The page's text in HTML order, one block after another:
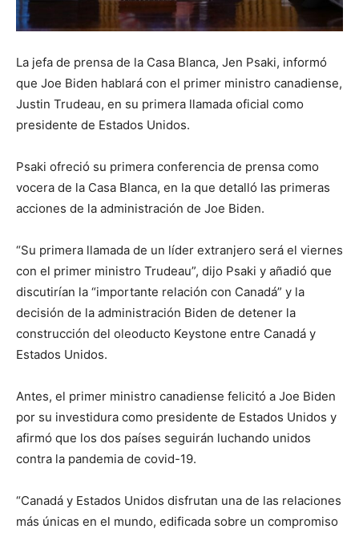
La jefa de prensa de la Casa Blanca, Jen Psaki, informó
que Joe Biden hablará con el primer ministro canadiense,
Justin Trudeau, en su primera llamada oficial como
presidente de Estados Unidos.
Psaki ofreció su primera conferencia de prensa como
vocera de la Casa Blanca, en la que detalló las primeras
acciones de la administración de Joe Biden.
“Su primera llamada de un líder extranjero será el viernes
con el primer ministro Trudeau”, dijo Psaki y añadió que
discutirían la “importante relación con Canadá” y la
decisión de la administración Biden de detener la
construcción del oleoducto Keystone entre Canadá y
Estados Unidos.
Antes, el primer ministro canadiense felicitó a Joe Biden
por su investidura como presidente de Estados Unidos y
afirmó que los dos países seguirán luchando unidos
contra la pandemia de covid-19.
“Canadá y Estados Unidos disfrutan una de las relaciones
más únicas en el mundo, edificada sobre un compromiso